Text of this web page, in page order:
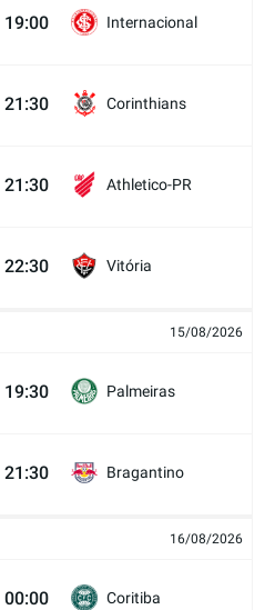
19:00 Internacional
21:30 Corinthians
21:30 Athletico-PR
22:30 Vitória
15/08/2026
19:30 Palmeiras
21:30 Bragantino
16/08/2026
00:00 Coritiba